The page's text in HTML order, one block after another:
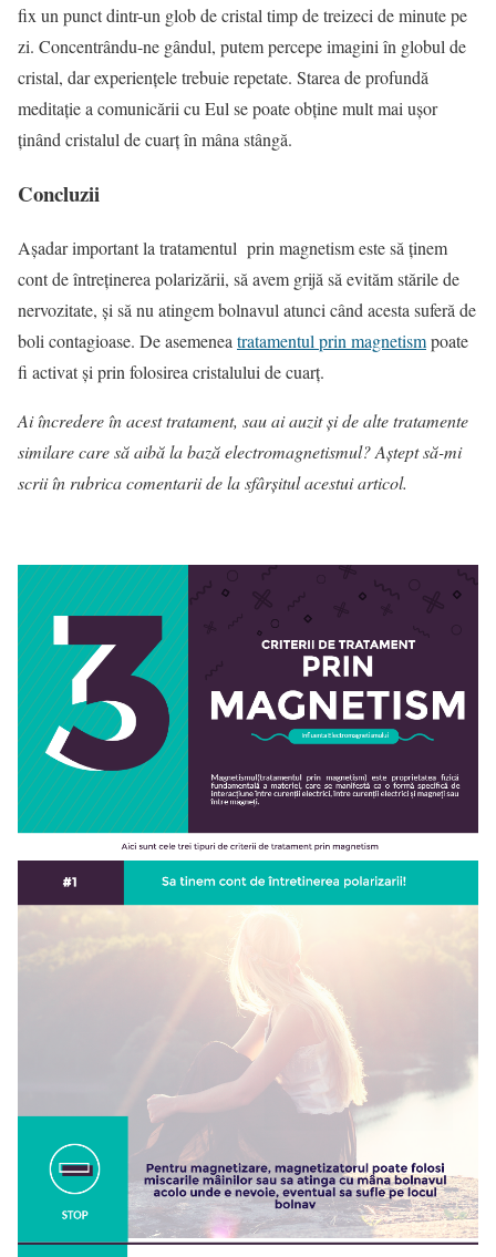
fix un punct dintr-un glob de cristal timp de treizeci de minute pe
zi. Concentrându-ne gândul, putem percepe imagini în globul de
cristal, dar experienţele trebuie repetate. Starea de profundă
meditaţie a comunicării cu Eul se poate obţine mult mai uşor
ţinând cristalul de cuarţ în mâna stângă.
Concluzii
Așadar important la tratamentul prin magnetism este să ţinem
cont de întreţinerea polarizării, să avem grijă să evităm stările de
nervozitate, și să nu atingem bolnavul atunci când acesta suferă de
boli contagioase. De asemenea tratamentul prin magnetismpoate
fi activat și prin folosirea cristalului de cuarţ.
Ai încredere în acest tratament, sau ai auzit și de alte tratamente
similare care să aibă la bază electromagnetismul? Aștept să-mi
scrii în rubrica comentarii de la sfârșitul acestui articol.